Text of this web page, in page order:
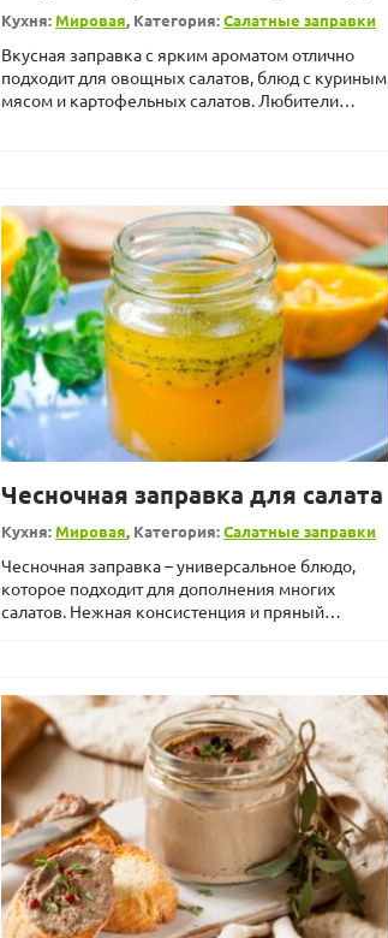
Кухня:Мировая, Категория:Салатные заправки
Вкусная заправка с ярким ароматом отлично
подходит для овощных салатов, блюд с куриным
мясом и картофельных салатов. Любители
Чесночная заправка для салата
Кухня:Мировая, Категория:Салатные заправки
Чесночная заправка – универсальное блюдо,
которое подходит для дополнения многих
салатов. Нежная консистенция и пряный